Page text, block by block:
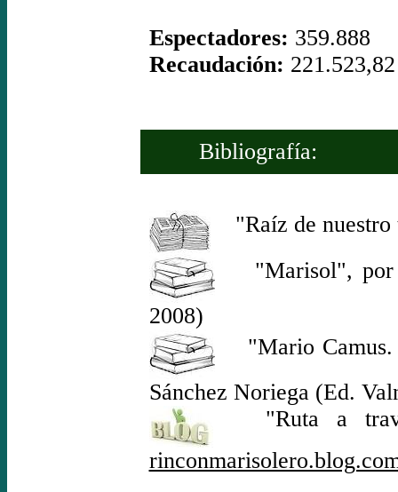
Espectadores: 359.888
Recaudación:
Bibliografía:
"Raíz de
"Marisol", por
2008)
"Mario Camus.
Sánchez Noriega (Ed.
"Ruta a